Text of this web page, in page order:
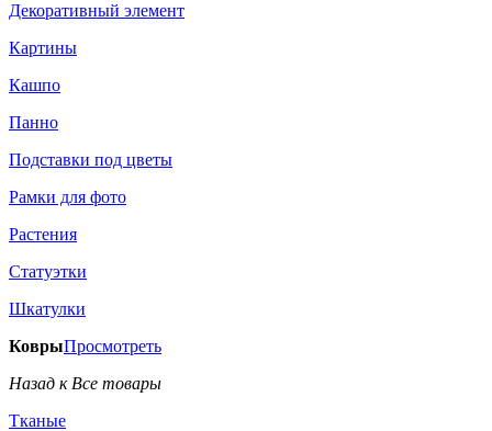
Декоративный элемент
Картины
Кашпо
Панно
Подставки под цветы
Рамки для фото
Растения
Статуэтки
Шкатулки
КоврыПросмотреть
Назад к Все товары
Тканые